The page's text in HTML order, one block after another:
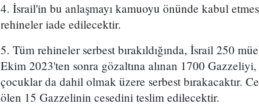
4. İsrail'in bu anlaşmayı kamuoyu önünde kabul
rehineler iade edilecektir.
5. Tüm rehineler serbest bırakıldığında, İsrail 250
Ekim 2023'ten sonra gözaltına alınan 1700
çocuklar da dahil olmak üzere serbest bırakacaktır.
ölen 15 Gazzelinin cesedini teslim edilecektir.